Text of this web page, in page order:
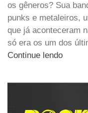
os gêneros? Sua
punks e metaleiros,
que já aconteceram
só era os um dos
Continue lendo